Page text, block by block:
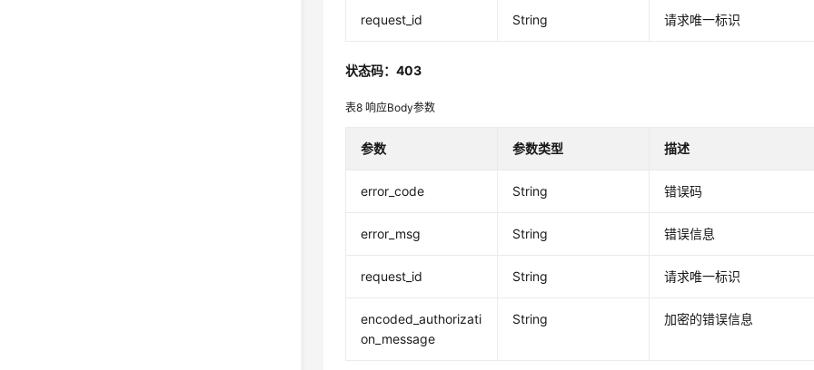
request_id String 请求唯一标识
状态码：403
表8响应Body参数
参数 参数类型 描述
error_code String 错误码
error_msg String 错误信息
request_id String 请求唯一标识
encoded_authorizati
on_message
String 加密的错误信息